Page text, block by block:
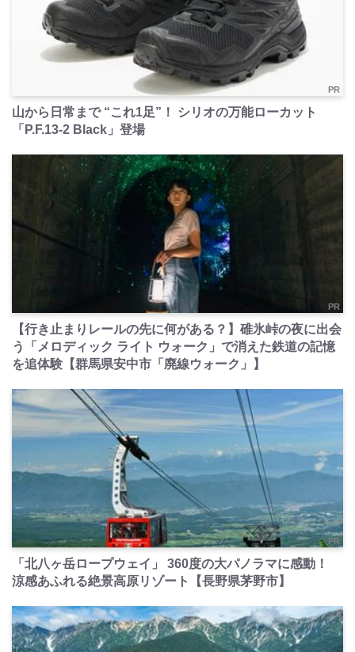
PR
山から日常まで “これ1足”！ シリオの万能ローカット
「P.F.13-2 Black」登場
PR
【行き止まりレールの先に何がある？】碓氷峠の夜に出会
う「メロディック ライト ウォーク」で消えた鉄道の記憶
を追体験【群馬県安中市「廃線ウォーク」】
PR
「北八ヶ岳ロープウェイ」 360度の大パノラマに感動！
涼感あふれる絶景高原リゾート【長野県茅野市】